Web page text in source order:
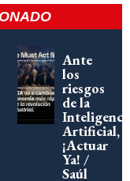
Ante
los
riesgos
de la
Artificial,
¡Actuar
Ya! /
Saúl